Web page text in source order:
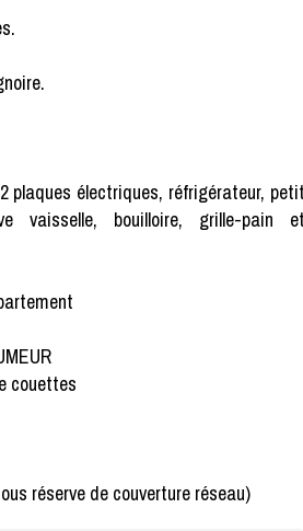
plaques électriques, réfrigérateur,
vaisselle, bouilloire, grille-pain
couettes
réserve de couverture réseau)